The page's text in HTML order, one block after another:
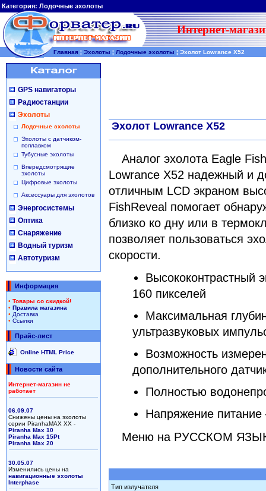
Категория: Лодочные эхолоты
Интернет-
Главная ¦ Эхолоты ¦ Лодочные эхолоты ¦ Эхолот Lowrance X52
GPS навигаторы
Радиостанции
Эхолоты
Лодочные эхолоты
Эхолоты с датчиком-
поплавком
Тубусные эхолоты
Впередсмотрящие
эхолоты
Цифровые эхолоты
Аксессуары для эхолотов
Энергосистемы
Оптика
Снаряжение
Водный туризм
Автотуризм
Информация
• Товары со скидкой!
• Правила магазина
• Доставка
• Ссылки
Прайс-лист
Online HTML Price
Новости сайта
Интернет-магазин не
работает
06.09.07
Снижены цены на эхолоты
серии PiranhaMAX XX -
Piranha Max 10
Piranha Max 15Pt
Piranha Max 20
30.05.07
Изменились цены на
навигационные эхолоты
Interphase
Эхолот Lowrance X52
Аналог эхолота Eagle
Lowrance X52 надежный и
отличным LCD экраном
FishReveal помогает
близко ко дну или в
позволяет пользоваться
скорости.
Высококонтрастный
160 пикселей
Максимальная
ультразвуковых
Возможность
дополнительного
Полностью
Напряжение
Меню на РУССКОМ
Тип излучателя